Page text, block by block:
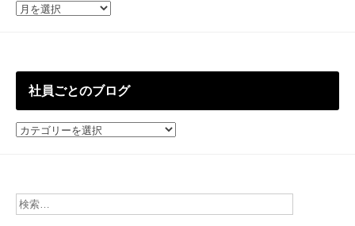
過
社員ごとのブログ
社
ブ